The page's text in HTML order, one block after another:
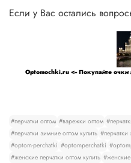
Если у Вас остались
Optomochki.ru <-- Покупайте
#перчатки оптом #варежки оптом
#перчатки зимние оптом купить
#optom-perchatki #optomperchatki
#женские перчатки оптом купить #женские